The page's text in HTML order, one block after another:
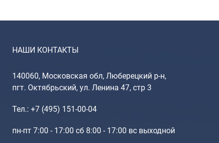
НАШИ КОНТАКТЫ
140060, Московская обл, Люберецкий р-н,
пгт. Октябрьский, ул. Ленина 47, стр 3
Тел.: +7 (495) 151-00-04
пн-пт 7:00 - 17:00 сб 8:00 - 17:00 вс выходной